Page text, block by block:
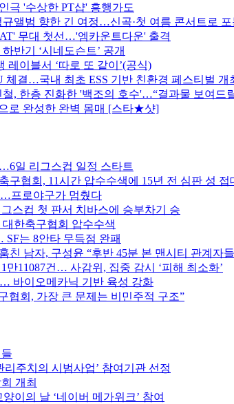
극 '수상한 PT샵' 흥행가도
규앨범 향한 긴 여정…신곡·첫 여름 콘서트로 포
무대 첫선…'엠카운트다운' 출격
반기 ‘시네도슨트’ 공개
레이블서 ‘따로 또 같이’(공식)
체결…국내 최초 ESS 기반 친환경 페스티벌 개
, 한층 진화한 '백조의 호수'…“결과물 보여드
로 완성한 완벽 몸매 [스타★샷]
일 리그스컵 일정 스타트
협회, 11시간 압수수색에 15년 전 심판 성 접
프로야구가 멈췄다
스컵 첫 판서 치바스에 승부차기 승
대한축구협회 압수수색
는 8안타 무득점 완패
친 남자, 구성윤 “후반 45분 본 맨시티 관계자
11087건… 사감위, 집중 감시 ‘피해 최소화’
바이오메카닉 기반 육성 강화
협회, 가장 큰 문제는 비민주적 구조”
주치의 시범사업’ 참여기관 선정
개최
이의 날 ‘네이버 메가위크’ 참여